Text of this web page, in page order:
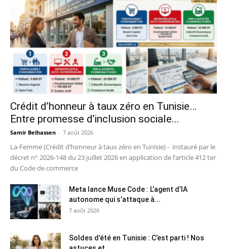
Crédit d’honneur à taux zéro en Tunisie…
Entre promesse d’inclusion sociale...
Samir Belhassen - 7 août 2026
La-Femme (Crédit d’honneur à taux zéro en Tunisie) - instauré par le
décret n° 2026-148 du 23 juillet 2026 en application de l’article 412 ter
du Code de commerce
Meta lance Muse Code : L’agent d’IA
autonome qui s’attaque à...
7 août 2026
Soldes d’été en Tunisie : C’est parti ! Nos